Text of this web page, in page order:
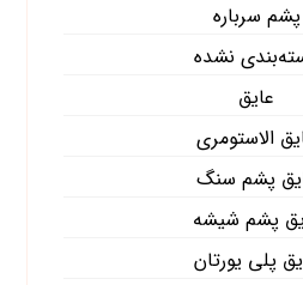
پشم سرباره
نشده
عایق
الاستومری
پشم سنگ
پشم شیشه
پلی یورتان